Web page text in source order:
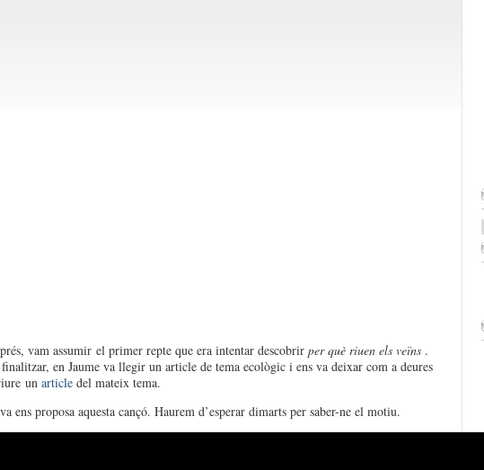
vam assumir el primer repte que era intentar descobrir per què riuen els veïns.
en Jaume va llegir un article de tema ecològic i ens va deixar com a deures
un article del mateix tema.
ens proposa aquesta cançó. Haurem d’esperar dimarts per saber-ne el motiu.